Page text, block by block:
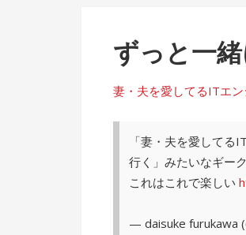
ずっと一
妻・夫を愛してるITエ
「妻・夫を愛して
行く」みたいなギー
これはこれで楽しい
— daisuke furukawa